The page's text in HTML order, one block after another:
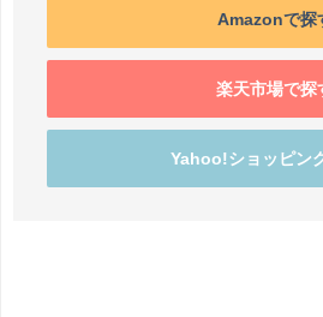
Amazonで探
楽天市場で探
Yahoo!ショッピン